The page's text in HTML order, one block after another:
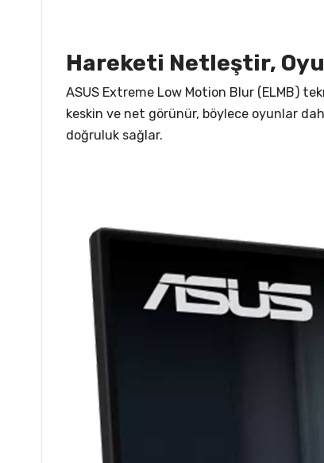
Hareketi Netleştir,
ASUS Extreme Low Motion Blur (ELMB)
keskin ve net görünür, böylece oyunlar
doğruluk sağlar.